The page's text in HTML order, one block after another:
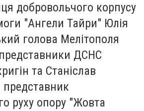
добровольчого корпусу
"Ангели Тайри" Юлія
голова Мелітополя
ДСНС
та Станіслав
представник
руху опору "Жовта